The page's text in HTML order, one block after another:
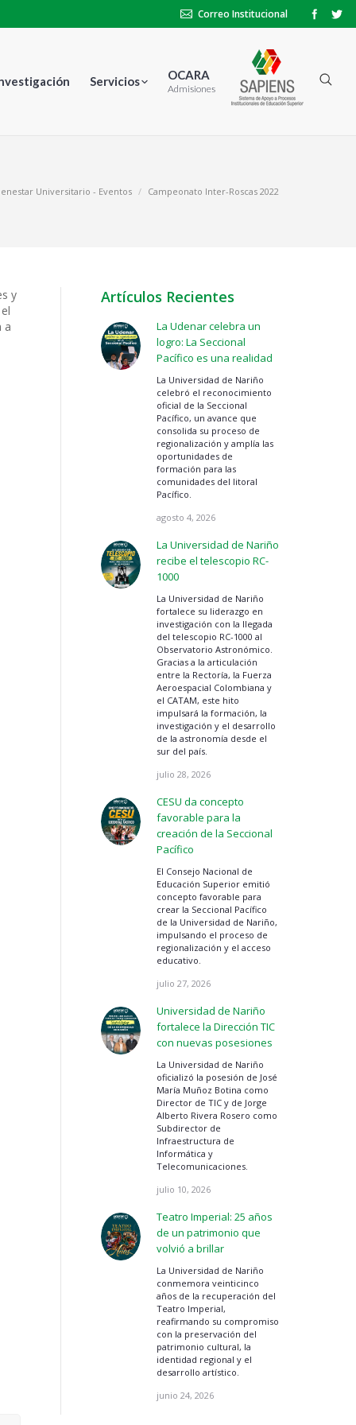
Correo Institucional
Servicios OCARA
Admisiones
Universitario - Eventos Campeonato Inter-Roscas 2022
y
a
Artículos Recientes
La Udenar celebra un
logro: La Seccional
Pacífico es una realidad
La Universidad de Nariño
celebró el reconocimiento
oficial de la Seccional
Pacífico, un avance que
consolida su proceso de
regionalización y amplía las
oportunidades de
formación para las
comunidades del litoral
Pacífico.
agosto 4, 2026
La Universidad de Nariño
recibe el telescopio RC-
1000
La Universidad de Nariño
fortalece su liderazgo en
investigación con la llegada
del telescopio RC-1000 al
Observatorio Astronómico.
Gracias a la articulación
entre la Rectoría, la Fuerza
Aeroespacial Colombiana y
el CATAM, este hito
impulsará la formación, la
investigación y el desarrollo
de la astronomía desde el
sur del país.
julio 28, 2026
CESU da concepto
favorable para la
creación de la Seccional
Pacífico
El Consejo Nacional de
Educación Superior emitió
concepto favorable para
crear la Seccional Pacífico
de la Universidad de Nariño,
impulsando el proceso de
regionalización y el acceso
educativo.
julio 27, 2026
Universidad de Nariño
fortalece la Dirección TIC
con nuevas posesiones
La Universidad de Nariño
oficializó la posesión de José
María Muñoz Botina como
Director de TIC y de Jorge
Alberto Rivera Rosero como
Subdirector de
Infraestructura de
Informática y
Telecomunicaciones.
julio 10, 2026
Teatro Imperial: 25 años
de un patrimonio que
volvió a brillar
La Universidad de Nariño
conmemora veinticinco
años de la recuperación del
Teatro Imperial,
reafirmando su compromiso
con la preservación del
patrimonio cultural, la
identidad regional y el
desarrollo artístico.
junio 24, 2026